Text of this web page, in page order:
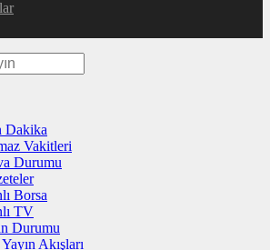
Dakika
Vakitleri
Durumu
Borsa
TV
Durumu
Akışları